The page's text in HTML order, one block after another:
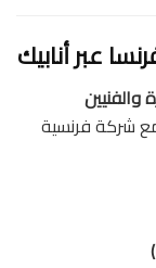
عبر أنابيك
والفنيين
مع شركة فرنسية